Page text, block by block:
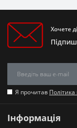
Хочете
Я прочитав Політика
Інформація